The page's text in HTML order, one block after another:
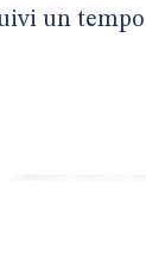
un